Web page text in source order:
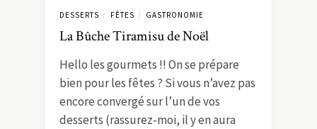
DESSERTS / FÊTES / GASTRONOMIE
La Bûche Tiramisu de Noël
Hello les gourmets !! On se prépare
bien pour les fêtes ? Si vous n’avez pas
encore convergé sur l’un de vos
desserts (rassurez-moi, il y en aura